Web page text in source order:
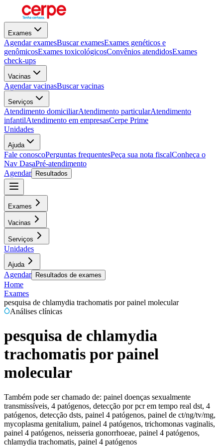
Exames
Agendar examesBuscar examesExames genéticos e
genômicosExames toxicológicosConvênios atendidosExames
check-ups
Vacinas
Agendar vacinasBuscar vacinas
Serviços
Atendimento domiciliarAtendimento particularAtendimento
infantilAtendimento em empresasCerpe Prime
Unidades
Ajuda
Fale conoscoPerguntas frequentesPeça sua nota fiscalConheça o
Nav DasaPré-atendimento
Agendar
Resultados
Exames
Vacinas
Serviços
Unidades
Ajuda
Agendar Resultados de exames
Home
Exames
pesquisa de chlamydia trachomatis por painel molecular
Análises clínicas
pesquisa de chlamydia
trachomatis por painel
molecular
Também pode ser chamado de: painel doenças sexualmente
transmissíveis, 4 patógenos, detecção por pcr em tempo real dst, 4
patógenos, detecção dsts, painel 4 patógenos, painel de ct/ng/tv/mg,
mycoplasma genitalium, painel 4 patógenos, trichomonas vaginalis,
painel 4 patógenos, neisseria gonorrhoeae, painel 4 patógenos,
chlamydia trachomatis, painel 4 patógenos